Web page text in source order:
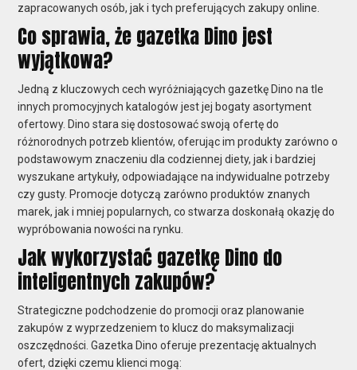
zapracowanych osób, jak i tych preferujących zakupy online.
Co sprawia, że gazetka Dino jest
wyjątkowa?
Jedną z kluczowych cech wyróżniających gazetkę Dino na tle
innych promocyjnych katalogów jest jej bogaty asortyment
ofertowy. Dino stara się dostosować swoją ofertę do
różnorodnych potrzeb klientów, oferując im produkty zarówno o
podstawowym znaczeniu dla codziennej diety, jak i bardziej
wyszukane artykuły, odpowiadające na indywidualne potrzeby
czy gusty. Promocje dotyczą zarówno produktów znanych
marek, jak i mniej popularnych, co stwarza doskonałą okazję do
wypróbowania nowości na rynku.
Jak wykorzystać gazetkę Dino do
inteligentnych zakupów?
Strategiczne podchodzenie do promocji oraz planowanie
zakupów z wyprzedzeniem to klucz do maksymalizacji
oszczędności. Gazetka Dino oferuje prezentację aktualnych
ofert, dzięki czemu klienci mogą: